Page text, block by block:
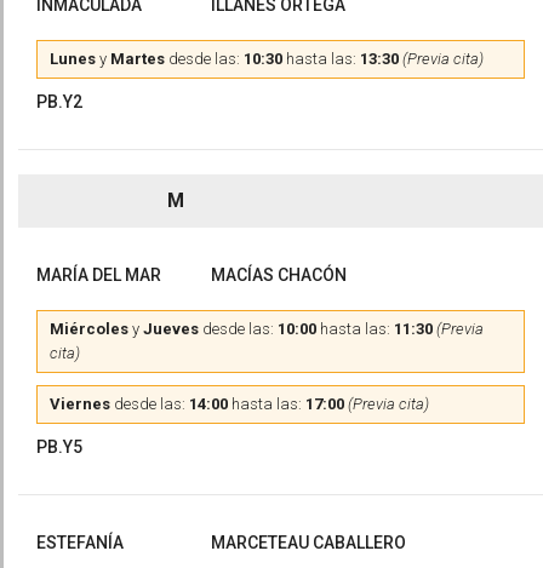
INMACULADA ILLANES ORTEGA
Lunes y Martes desde las: 10:30 hasta las: 13:30 (Previa cita)
PB.Y2
M
MARÍA DEL MAR MACÍAS CHACÓN
Miércoles y Jueves desde las: 10:00 hasta las: 11:30 (Previa
cita)
Viernes desde las: 14:00 hasta las: 17:00 (Previa cita)
PB.Y5
ESTEFANÍA MARCETEAU CABALLERO